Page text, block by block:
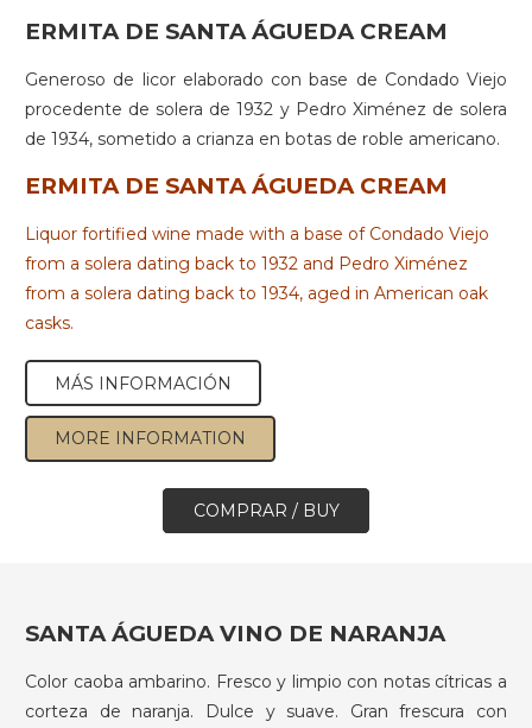
ERMITA DE SANTA ÁGUEDA CREAM
Generoso de licor elaborado con base de Condado Viejo
procedente de solera de 1932 y Pedro Ximénez de solera
de 1934, sometido a crianza en botas de roble americano.
ERMITA DE SANTA ÁGUEDA CREAM
Liquor fortified wine made with a base of Condado Viejo
from a solera dating back to 1932 and Pedro Ximénez
from a solera dating back to 1934, aged in American oak
casks.
MÁS INFORMACIÓN
MORE INFORMATION
COMPRAR / BUY
SANTA ÁGUEDA VINO DE NARANJA
Color caoba ambarino. Fresco y limpio con notas cítricas a
corteza de naranja. Dulce y suave. Gran frescura con